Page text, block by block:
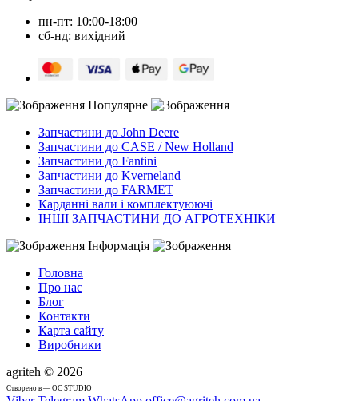
пн-пт: 10:00-18:00
сб-нд: вихідний
Популярне
Запчастини до John Deere
Запчастини до CASE / New Holland
Запчастини до Fantini
Запчастини до Kverneland
Запчастини до FARMET
Карданні вали і комплектуюючі
ІНШІ ЗАПЧАСТИНИ ДО АГРОТЕХНІКИ
Інформація
Головна
Про нас
Блог
Контакти
Карта сайту
Виробники
agriteh © 2026
Cтворено в — OC STUDIO